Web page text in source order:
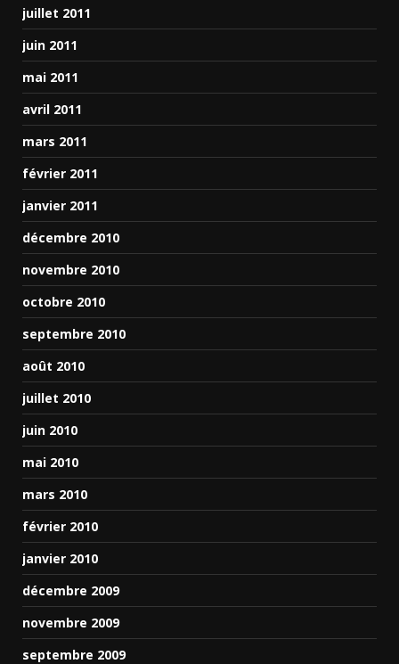
juillet 2011
juin 2011
mai 2011
avril 2011
mars 2011
février 2011
janvier 2011
décembre 2010
novembre 2010
octobre 2010
septembre 2010
août 2010
juillet 2010
juin 2010
mai 2010
mars 2010
février 2010
janvier 2010
décembre 2009
novembre 2009
septembre 2009